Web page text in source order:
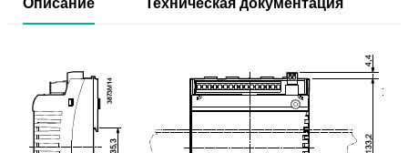
Описание Техническая документация